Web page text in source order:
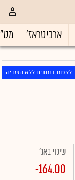
ארביטראז'
לצפות בנתונים ללא השהיה
שינוי באג'
-164.00